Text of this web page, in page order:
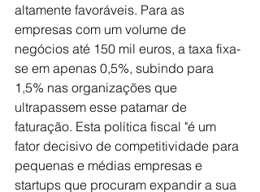
altamente favoráveis. Para as
empresas com um volume de
negócios até 150 mil euros, a taxa fixa-
se em apenas 0,5%, subindo para
1,5% nas organizações que
ultrapassem esse patamar de
faturação. Esta política fiscal "é um
fator decisivo de competitividade para
pequenas e médias empresas e
startups que procuram expandir a sua